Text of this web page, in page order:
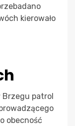
kierowało
Brzegu patrol
obecność